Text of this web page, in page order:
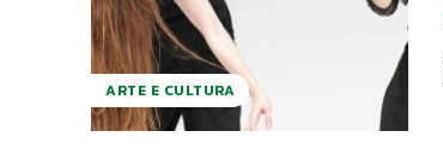
ARTE E CULTURA